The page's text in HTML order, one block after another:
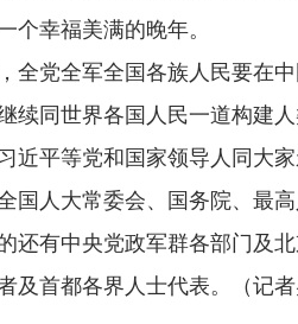
个幸福美满的晚年。
党全军全国各族人民要在中
续同世界各国人民一道构建人
平等党和国家领导人同大家
人大常委会、国务院、最高
有中央党政军群各部门及北
及首都各界人士代表。（记者